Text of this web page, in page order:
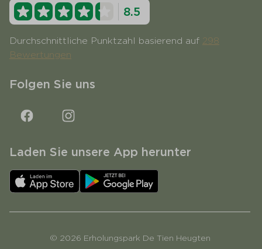
8.5
Durchschnittliche Punktzahl basierend auf 298
Bewertungen
Folgen Sie uns
Laden Sie unsere App herunter
© 2026 Erholungspark De Tien Heugten